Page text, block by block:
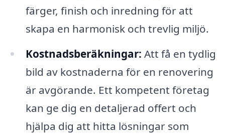
färger, finish och inredning för att
skapa en harmonisk och trevlig miljö.
Kostnadsberäkningar: Att få en tydlig
bild av kostnaderna för en renovering
är avgörande. Ett kompetent företag
kan ge dig en detaljerad offert och
hjälpa dig att hitta lösningar som